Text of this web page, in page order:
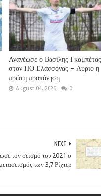
Ανανέωσε ο Βασίλης Γκαμπέτας
στον ΠΟ Ελασσόνας – Αύριο η
πρώτη προπόνηση
August 04, 2026 0
NEXT
τον σεισμό του 2021 ο
μετασεισμός των 3,7 Ρίχτερ